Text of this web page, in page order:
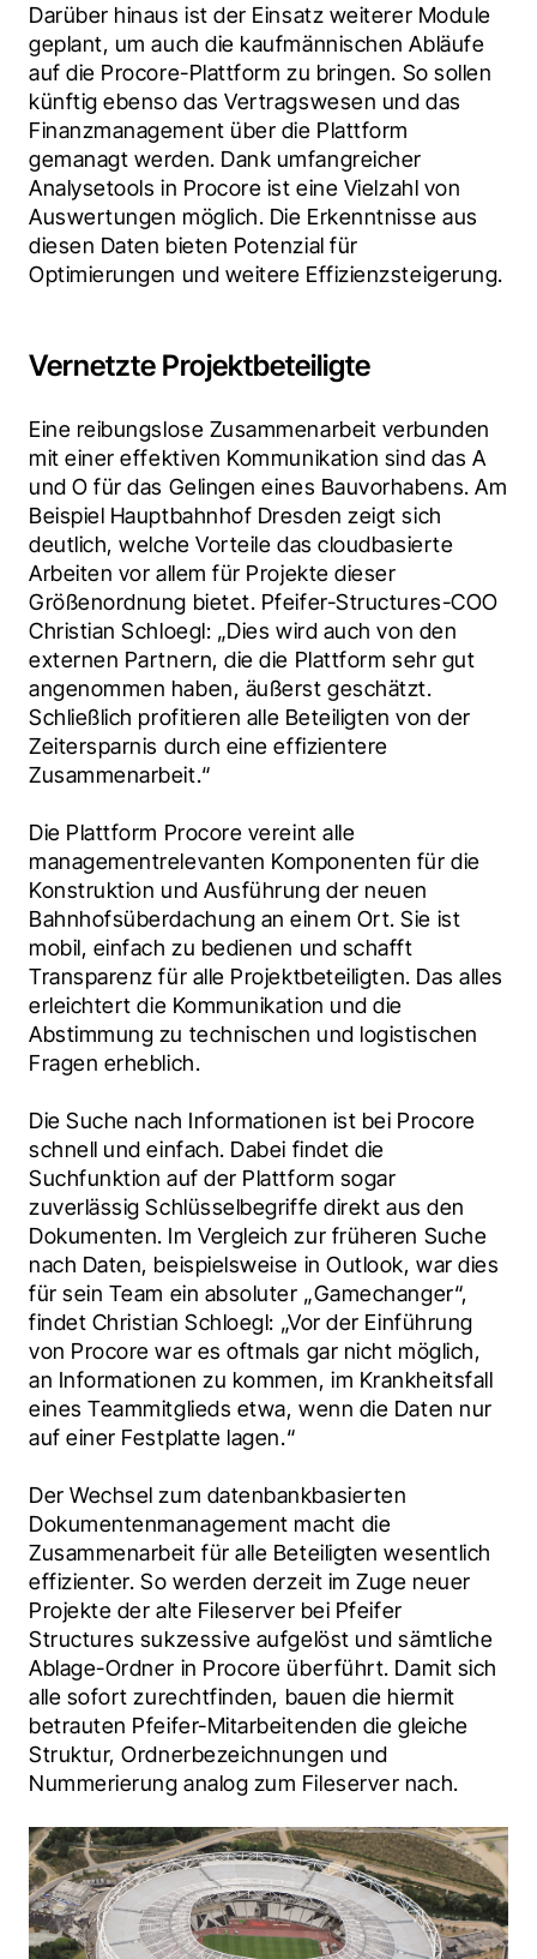
Darüber hinaus ist der Einsatz weiterer Module
geplant, um auch die kaufmännischen Abläufe
auf die Procore-Plattform zu bringen. So sollen
künftig ebenso das Vertragswesen und das
Finanzmanagement über die Plattform
gemanagt werden. Dank umfangreicher
Analysetools in Procore ist eine Vielzahl von
Auswertungen möglich. Die Erkenntnisse aus
diesen Daten bieten Potenzial für
Optimierungen und weitere Effizienzsteigerung.
Vernetzte Projektbeteiligte
Eine reibungslose Zusammenarbeit verbunden
mit einer effektiven Kommunikation sind das A
und O für das Gelingen eines Bauvorhabens. Am
Beispiel Hauptbahnhof Dresden zeigt sich
deutlich, welche Vorteile das cloudbasierte
Arbeiten vor allem für Projekte dieser
Größenordnung bietet. Pfeifer-Structures-COO
Christian Schloegl: „Dies wird auch von den
externen Partnern, die die Plattform sehr gut
angenommen haben, äußerst geschätzt.
Schließlich profitieren alle Beteiligten von der
Zeitersparnis durch eine effizientere
Zusammenarbeit.“
Die Plattform Procore vereint alle
managementrelevanten Komponenten für die
Konstruktion und Ausführung der neuen
Bahnhofsüberdachung an einem Ort. Sie ist
mobil, einfach zu bedienen und schafft
Transparenz für alle Projektbeteiligten. Das alles
erleichtert die Kommunikation und die
Abstimmung zu technischen und logistischen
Fragen erheblich.
Die Suche nach Informationen ist bei Procore
schnell und einfach. Dabei findet die
Suchfunktion auf der Plattform sogar
zuverlässig Schlüsselbegriffe direkt aus den
Dokumenten. Im Vergleich zur früheren Suche
nach Daten, beispielsweise in Outlook, war dies
für sein Team ein absoluter „Gamechanger“,
findet Christian Schloegl: „Vor der Einführung
von Procore war es oftmals gar nicht möglich,
an Informationen zu kommen, im Krankheitsfall
eines Teammitglieds etwa, wenn die Daten nur
auf einer Festplatte lagen.“
Der Wechsel zum datenbankbasierten
Dokumentenmanagement macht die
Zusammenarbeit für alle Beteiligten wesentlich
effizienter. So werden derzeit im Zuge neuer
Projekte der alte Fileserver bei Pfeifer
Structures sukzessive aufgelöst und sämtliche
Ablage-Ordner in Procore überführt. Damit sich
alle sofort zurechtfinden, bauen die hiermit
betrauten Pfeifer-Mitarbeitenden die gleiche
Struktur, Ordnerbezeichnungen und
Nummerierung analog zum Fileserver nach.